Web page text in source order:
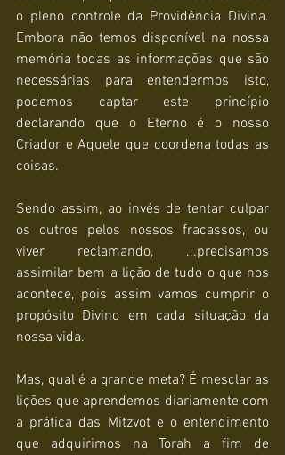
o pleno controle da Providência Divina.
Embora não temos disponível na nossa
memória todas as informações que são
necessárias para entendermos isto,
podemos captar este princípio
declarando que o Eterno é o nosso
Criador e Aquele que coordena todas as
coisas.
Sendo assim, ao invés de tentar culpar
os outros pelos nossos fracassos, ou
viver reclamando, ...precisamos
assimilar bem a lição de tudo o que nos
acontece, pois assim vamos cumprir o
propósito Divino em cada situação da
nossa vida.
Mas, qual é a grande meta? É mesclar as
lições que aprendemos diariamente com
a prática das Mitzvot e o entendimento
que adquirimos na Torah a fim de